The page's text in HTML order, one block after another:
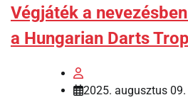
Végjáték a
a Hungarian Darts
2025. augusztus 09.